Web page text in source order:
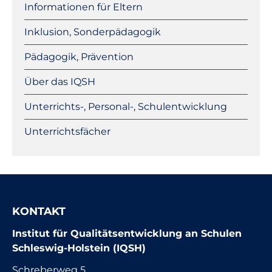
Informationen für Eltern
Inklusion, Sonderpädagogik
Pädagogik, Prävention
Über das IQSH
Unterrichts-, Personal-, Schulentwicklung
Unterrichtsfächer
KONTAKT
Institut für Qualitätsentwicklung an Schulen
Schleswig-Holstein (IQSH)
Schreberweg 5